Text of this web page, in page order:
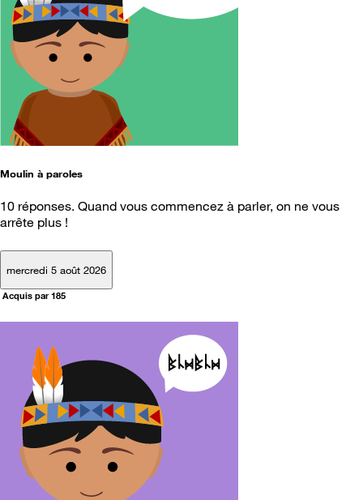
Moulin à paroles
10 réponses. Quand vous commencez à parler, on ne vous
arrête plus !
mercredi 5 août 2026
Acquis par 185